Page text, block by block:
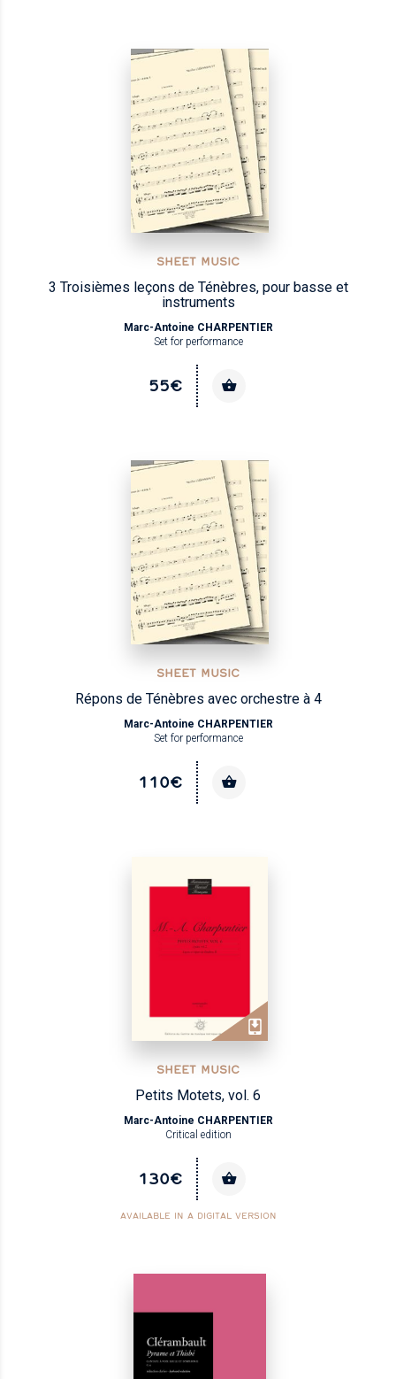
SHEET MUSIC
3 Troisièmes leçons de Ténèbres, pour basse et
instruments
Marc-Antoine CHARPENTIER
Set for performance
55€
SHEET MUSIC
Répons de Ténèbres avec orchestre à 4
Marc-Antoine CHARPENTIER
Set for performance
110€
SHEET MUSIC
Petits Motets, vol. 6
Marc-Antoine CHARPENTIER
Critical edition
130€
AVAILABLE IN A DIGITAL VERSION